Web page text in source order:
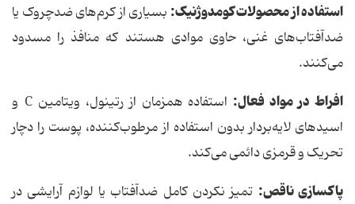
استفاده از محصولات کومدوژنیک: بسیاری از کرم‌های ضدچروک یا
ضدآفتاب‌های غنی، حاوی موادی هستند که منافذ را مسدود
می‌کنند.
افراط در مواد فعال:
استفاده همزمان از رتینول، ویتامین C و
اسیدهای لایه‌بردار بدون استفاده از مرطوب‌کننده، پوست را دچار
تحریک و قرمزی دائمی می‌کند.
پاکسازی ناقص: تمیز نکردن کامل ضدآفتاب یا لوازم آرایشی در